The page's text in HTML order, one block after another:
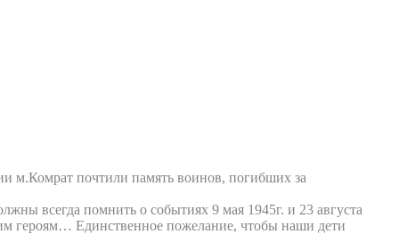
м.Комрат почтили память воинов, погибших за
всегда помнить о событиях 9 мая 1945г. и 23 августа
героям… Единственное пожелание, чтобы наши дети